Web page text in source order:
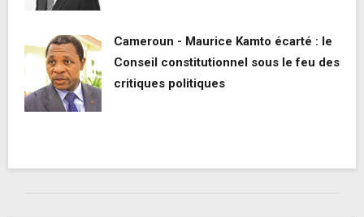
Cameroun - Maurice Kamto écarté : le
Conseil constitutionnel sous le feu des
critiques politiques